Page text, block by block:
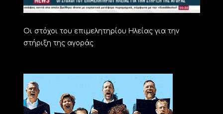
Οι στόχοι του επιμελητηρίου Ηλείας για την
στήριξη της αγοράς